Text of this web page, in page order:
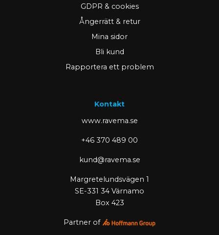
GDPR & cookies
Ångerrätt & retur
Mina sidor
Bli kund
Rapportera ett problem
Kontakt
www.ravema.se
+46 370 489 00
kund@ravema.se
Margretelundsvägen 1
SE-331 34 Värnamo
Box 423
Partner of